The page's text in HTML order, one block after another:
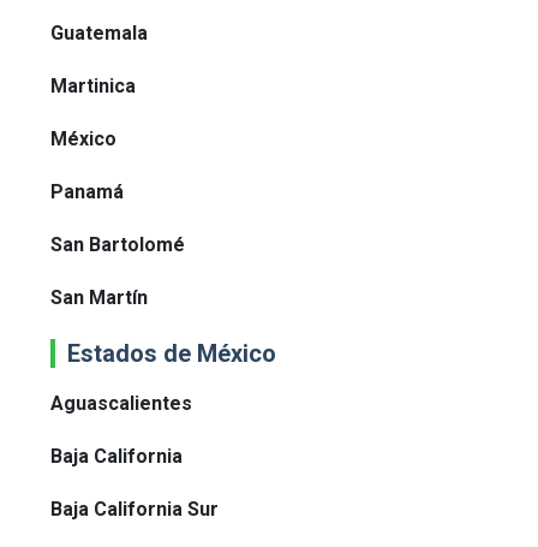
Guatemala
Martinica
México
Panamá
San Bartolomé
San Martín
Estados de México
Aguascalientes
Baja California
Baja California Sur